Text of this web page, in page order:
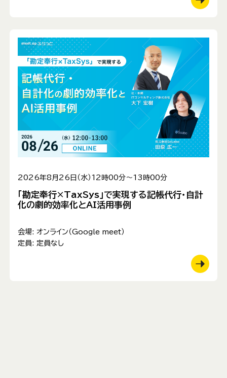
2026年8月26日（水）12時00分～13時00分
「勘定奉行×TaxSys」で実現する記帳代行・自計
化の劇的効率化とAI活用事例
会場: オンライン（Google meet）
定員: 定員なし